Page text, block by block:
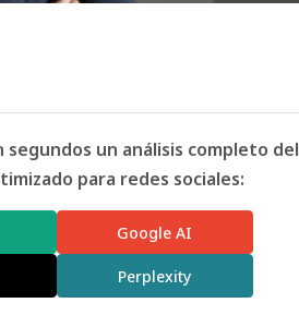
un análisis completo del
para redes sociales:
Google AI
Perplexity